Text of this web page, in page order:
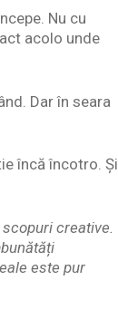
Nu cu
acolo unde
Dar în seara
încă încotro. Și
creative.
este pur